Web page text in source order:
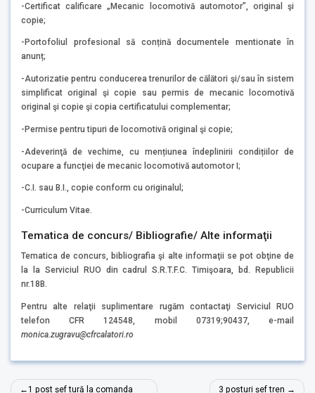
-Certificat calificare „Mecanic locomotivă automotor”, original şi
copie;
-Portofoliul profesional să conțină documentele mentionate în
anunț;
-Autorizatie pentru conducerea trenurilor de călători şi/sau în sistem
simplificat original şi copie sau permis de mecanic locomotivă
original şi copie şi copia certificatului complementar;
-Permise pentru tipuri de locomotivă original şi copie;
-Adeverinţă de vechime, cu mențiunea îndeplinirii condițiilor de
ocupare a funcţiei de mecanic locomotivă automotor I;
-C.I. sau B.I., copie conform cu originalul;
-Curriculum Vitae.
Tematica de concurs/ Bibliografie/ Alte informaţii
Tematica de concurs, bibliografia şi alte informaţii se pot obţine de
la la Serviciul RUO din cadrul S.R.T.F.C. Timişoara, bd. Republicii
nr.18B.
Pentru alte relaţii suplimentare rugăm contactaţi Serviciul RUO
telefon CFR 124548, mobil 07319;90437, e-mail
monica.zugravu@cfrcalatori.ro
Post1 post șef tură la comanda
3 posturi șef tren